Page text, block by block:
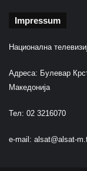
Impressum
Национална
Адреса: Булевар
Македонија
Тел: 02 3216070
e-mail: alsat@alsat-